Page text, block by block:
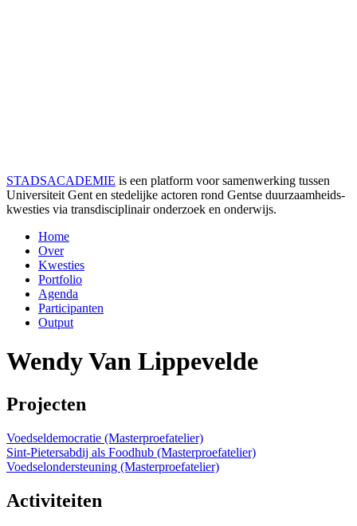
STADSACADEMIE is een platform voor samenwerking tussen
Universiteit Gent en stedelijke actoren rond Gentse duurzaamheids­
kwesties via transdisciplinair onderzoek en onderwijs.
Home
Over
Kwesties
Portfolio
Agenda
Participanten
Output
Wendy Van Lippevelde
Projecten
Voedseldemocratie (Masterproefatelier)
Sint-Pietersabdij als Foodhub (Masterproefatelier)
Voedselondersteuning (Masterproefatelier)
Activiteiten